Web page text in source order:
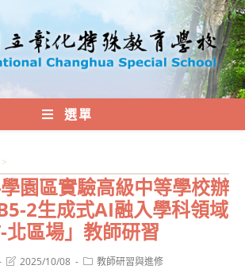
選單
園區實驗高級中等學校辦
2生成式AI融入學科領域
區場」教師研習
>
Post2025/10/08
Post教師研習與進修